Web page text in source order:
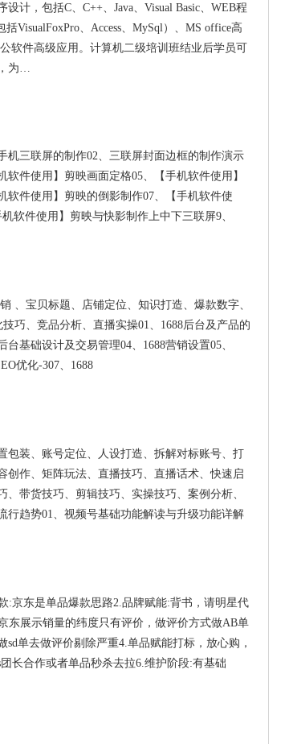
计，包括C、C++、Java、Visual Basic、WEB程
VisualFoxPro、Access、MySql）、MS office高
软件高级应用。计算机二级培训班结业后学员可
为…
机三联屏的制作02、三联屏封面边框的制作演示
软件使用】剪映画面定格05、【手机软件使用】
软件使用】剪映的倒影制作07、【手机软件使
软件使用】剪映与快影制作上中下三联屏9、
、宝贝标题、店铺定位、知识打造、爆款数字、
巧、竞品分析、直播实操01、1688后台及产品的
台基础设计及交易管理04、1688营销设置05、
优化-307、1688
包装、账号定位、人设打造、拆解对标账号、打
创作、矩阵玩法、直播技巧、直播话术、快速启
带货技巧、剪辑技巧、实操技巧、案例分析、
行趋势01、视频号基础功能解读与升级功能详解
:京东是单品爆款思路2.品牌赋能:背书，请明星代
东展示销量的纬度只有评价，做评价方式做AB单
单去做评价剔除严重4.单品赋能打标，放心购，
长合作或者单品秒杀去拉6.维护阶段:有基础